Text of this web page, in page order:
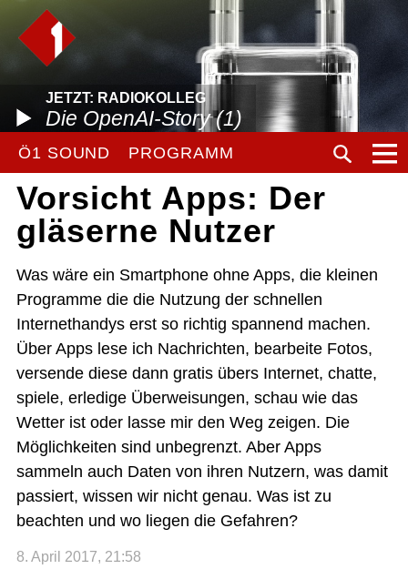
JETZT: RADIOKOLLEG
Die OpenAI-Story (1)
Ö1 SOUND PROGRAMM
Vorsicht Apps: Der
gläserne Nutzer
Was wäre ein Smartphone ohne Apps, die kleinen
Programme die die Nutzung der schnellen
Internethandys erst so richtig spannend machen.
Über Apps lese ich Nachrichten, bearbeite Fotos,
versende diese dann gratis übers Internet, chatte,
spiele, erledige Überweisungen, schau wie das
Wetter ist oder lasse mir den Weg zeigen. Die
Möglichkeiten sind unbegrenzt. Aber Apps
sammeln auch Daten von ihren Nutzern, was damit
passiert, wissen wir nicht genau. Was ist zu
beachten und wo liegen die Gefahren?
8. April 2017, 21:58